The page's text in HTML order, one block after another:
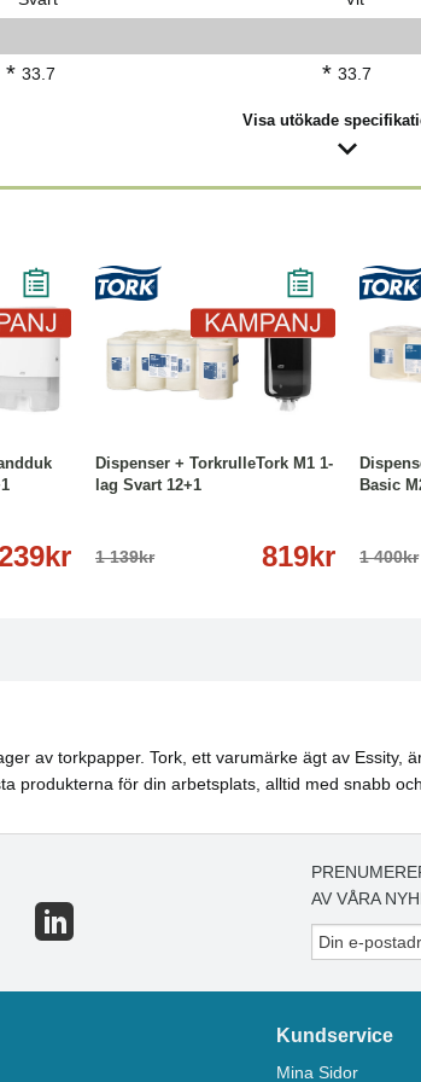
* 33.7 * 33.7
Visa utökade
mer
Dispenser + TorkrulleTork M1 1-
lag Svart 12+1
1 139kr 819kr
Läs mer
Basic
1 400kr
av torkpapper. Tork, ett varumärke ägt av
produkterna för din arbetsplats, alltid med snabb
AV VÅRA
Kundservice
Mina Sidor